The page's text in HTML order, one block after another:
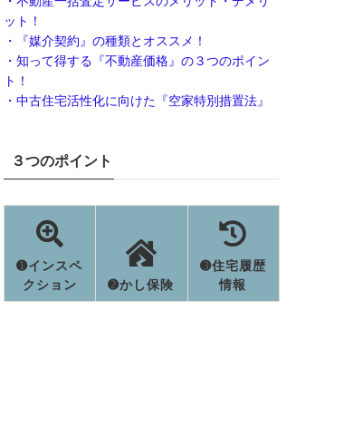
ット！
・『媒介契約』の種類とオススメ！
・知って得する『不動産価格』の３つのポイン
ト！
・中古住宅活性化に向けた『空家特別措置法』
３つのポイント
➊インスペ
クション
➋かし保険
➌住宅履歴
情報